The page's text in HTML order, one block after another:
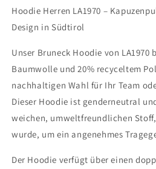
-
|Design
Südtirol
-
Baumwolle
|Design
Südtirol
Hoodie Herren LA1970 –
Design in Südtirol
Unser Bruneck Hoodie von LA1970
Baumwolle und 20% recyceltem
nachhaltigen Wahl für Ihr Team
Dieser Hoodie ist genderneutral
weichen, umweltfreundlichen
wurde, um ein angenehmes
Der Hoodie verfügt über einen